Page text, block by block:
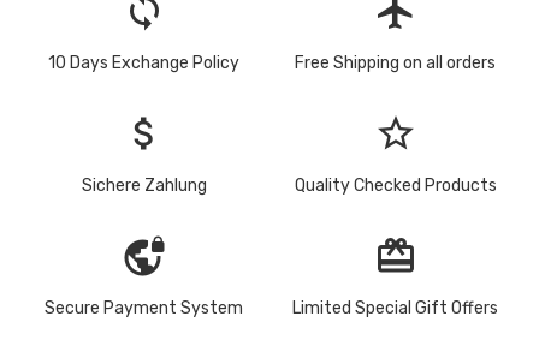
loop
10 Days Exchange Policy
flight
Free Shipping on all orders
attach_money
Sichere Zahlung
star_border
Quality Checked Products
vpn_lock
Secure Payment System
redeem
Limited Special Gift Offers